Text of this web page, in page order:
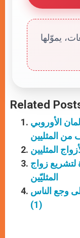
يموّلها
Related
الأوروبي
المثليين
لتشريع زواج
المثليّين
وجع الناس
(1)